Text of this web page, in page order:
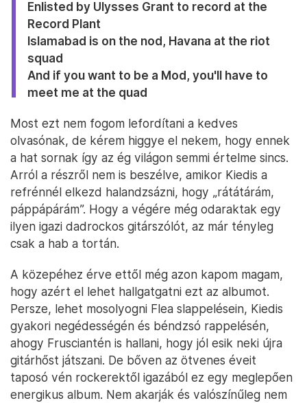
Enlisted by Ulysses Grant to record at the
Record Plant
Islamabad is on the nod, Havana at the riot
squad
And if you want to be a Mod, you'll have to
meet me at the quad
Most ezt nem fogom lefordítani a kedves
olvasónak, de kérem higgye el nekem, hogy ennek
a hat sornak így az ég világon semmi értelme sincs.
Arról a részről nem is beszélve, amikor Kiedis a
refrénnél elkezd halandzsázni, hogy „rátátárám,
páppápárám”. Hogy a végére még odaraktak egy
ilyen igazi dadrockos gitárszólót, az már tényleg
csak a hab a tortán.
A közepéhez érve ettől még azon kapom magam,
hogy azért el lehet hallgatgatni ezt az albumot.
Persze, lehet mosolyogni Flea slappelésein, Kiedis
gyakori negédességén és béndzsó rappelésén,
ahogy Frusciantén is hallani, hogy jól esik neki újra
gitárhőst játszani. De bőven az ötvenes éveit
taposó vén rockerektől igazából ez egy meglepően
energikus album. Nem akarják és valószínűleg nem